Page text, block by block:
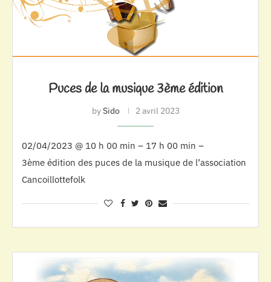
Puces de la musique 3ème édition
bySido 2 avril 2023
02/04/2023 @ 10 h 00 min – 17 h 00 min –
3ème édition des puces de la musique de l’association
Cancoillottefolk